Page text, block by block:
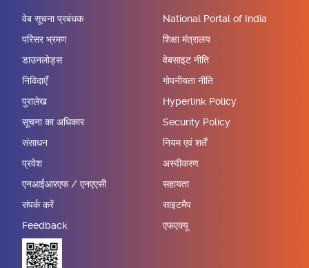
वेब सूचना प्रबंधक
परिसर भ्रमण
डाउनलोड्स
निविदाएँ
पुरालेख
सूचना का अधिकार
संसाधन
प्रवेश
एनआईआरएफ / एनएएसी
संपर्क करें
Feedback
National Portal of India
शिक्षा मंत्रालय
वेबसाइट नीति
गोपनीयता नीति
Hyperlink Policy
Security Policy
नियम एवं शर्तें
अस्वीकरण
सहायता
साइटमैप
एफएक्यू